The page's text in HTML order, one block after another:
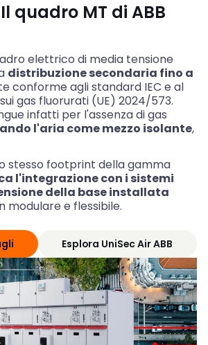
quadro MT di ABB
elettrico di media tensione
distribuzione secondaria fino a
conforme agli standard IEC e al
gas fluorurati (UE) 2024/573.
infatti per l'assenza di gas
l'aria come mezzo isolante,
stesso footprint della gamma
l'integrazione con i sistemi
della base installata
modulare e flessibile.
Esplora UniSec Air ABB